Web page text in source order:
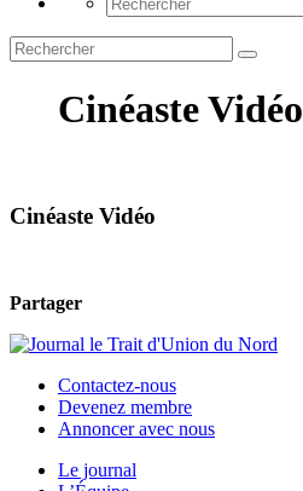
Cinéaste Vidéo
Cinéaste Vidéo
Partager
Contactez-nous
Devenez membre
Annoncer avec nous
Le journal